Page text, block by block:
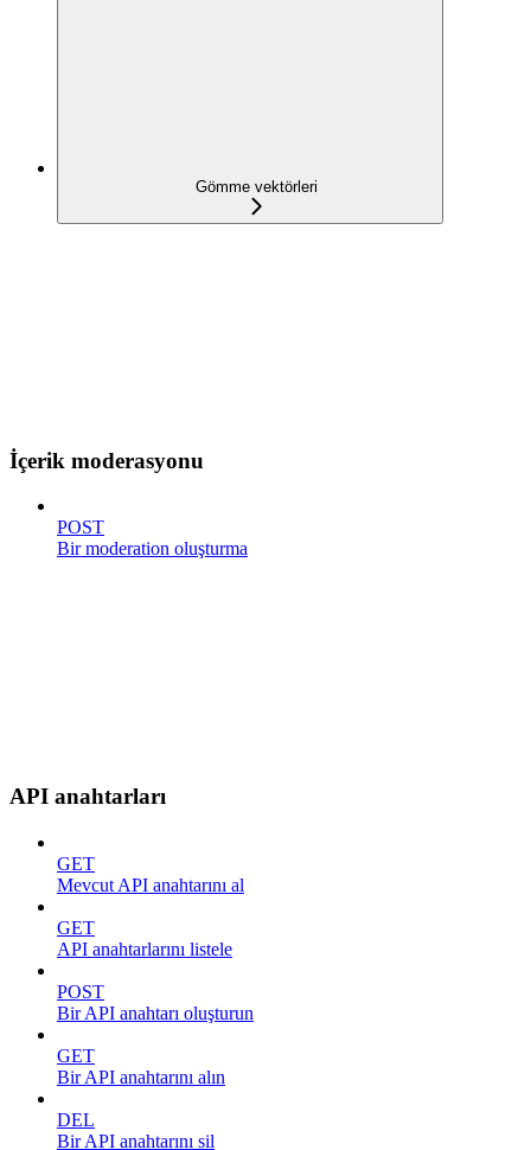
Gömme vektörleri
İçerik moderasyonu
POST
Bir moderation oluşturma
API anahtarları
GET
Mevcut API anahtarını al
GET
API anahtarlarını listele
POST
Bir API anahtarı oluşturun
GET
Bir API anahtarını alın
DEL
Bir API anahtarını sil